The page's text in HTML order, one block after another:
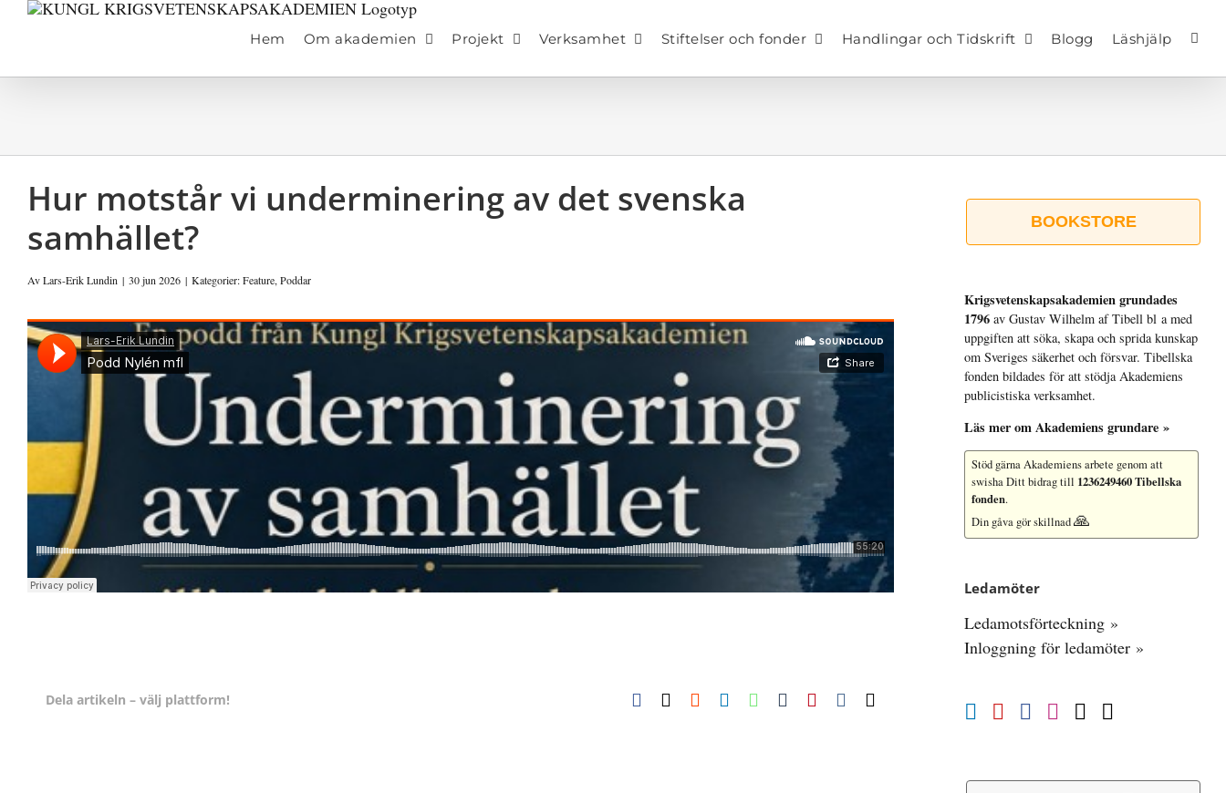
Fortsätt
Hem Om akademien Projekt Verksamhet Stiftelser och fonder Handlingar och Tidskrift Blogg Läshjälp
Hur motstår vi underminering av det svenska
samhället?
AvLars-Erik Lundin | 30 jun 2026 | Kategorier:Feature, Poddar
Dela artikeln – välj plattform! Facebook RedditLinkedInWhatsApp
TumblrPinterest
Vk
BOOKSTORE
Krigsvetenskap­sakademien grundades
1796 av Gustav Wilhelm af Tibell bl a med
uppgiften att söka, skapa och sprida kunskap
om Sveriges säkerhet och försvar. Tibellska
fonden bildades för att stödja Akademiens
publicistiska verksamhet.
Läs mer om Akademiens grundare »
Stöd gärna Akademiens arbete genom att
swisha Ditt bidrag till 1236249460 Tibellska
fonden.
Din gåva gör skillnad🙏
Ledamöter
Ledamotsförteckning »
Inloggning för ledamöter »